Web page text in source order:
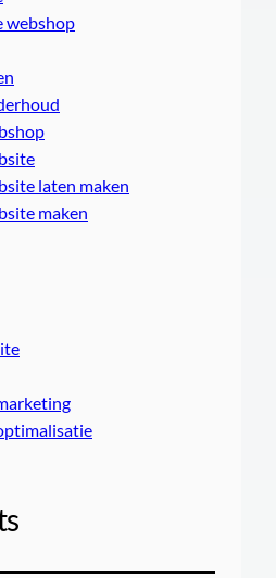
webshop
laten maken
maken